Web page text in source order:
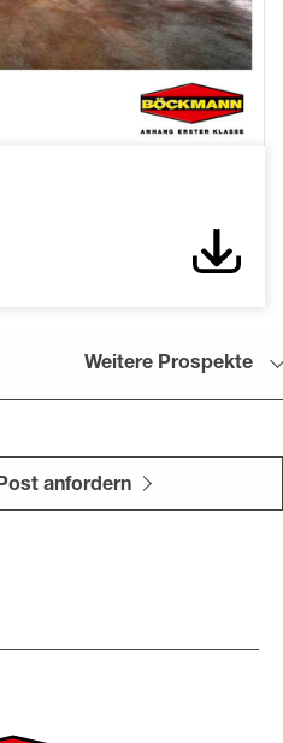
Weitere Prospekte
anfordern